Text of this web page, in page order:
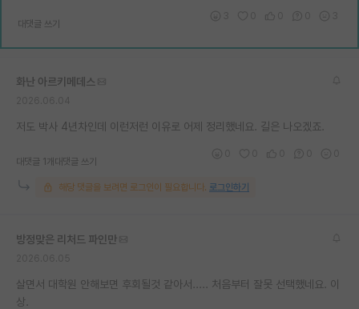
대댓글 쓰기
화난 아르키메데스
저도 박사 4년차인데 이런저런 이유로 어제 정리했네요. 길은 나오겠죠.
대댓글 1개 대댓글 쓰기
해당 댓글을 보려면 로그인이 필요합니다. 로그인하기
방정맞은 리처드 파인만
살면서 대학원 안해보면 후회될것 같아서..... 처음부터 잘못 선택했네요. 이
상.